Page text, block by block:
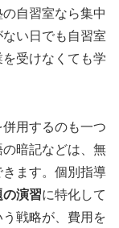
自習室なら集中
い日でも自習室
受けなくても学
用するのも一つ
暗記などは、無
ます。個別指導
演習に特化して
戦略が、費用を